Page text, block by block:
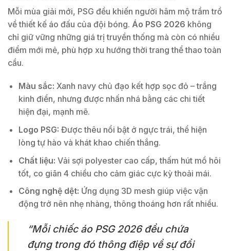
Mỗi mùa giải mới, PSG đều khiến người hâm mộ trầm trồ
về thiết kế áo đấu của đội bóng. Áo PSG 2026 không
chỉ giữ vững những giá trị truyền thống mà còn có nhiều
điểm mới mẻ, phù hợp xu hướng thời trang thể thao toàn
cầu.
Màu sắc: Xanh navy chủ đạo kết hợp sọc đỏ – trắng
kinh điển, nhưng được nhấn nhá bằng các chi tiết
hiện đại, mạnh mẽ.
Logo PSG: Được thêu nổi bật ở ngực trái, thể hiện
lòng tự hào và khát khao chiến thắng.
Chất liệu: Vải sợi polyester cao cấp, thấm hút mồ hôi
tốt, co giãn 4 chiều cho cảm giác cực kỳ thoải mái.
Công nghệ dệt: Ứng dụng 3D mesh giúp việc vận
động trở nên nhẹ nhàng, thông thoáng hơn rất nhiều.
“Mỗi chiếc áo PSG 2026 đều chứa
đựng trong đó thông điệp về sự đổi